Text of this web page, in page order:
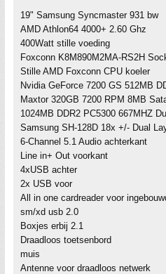
19" Samsung Syncmaster 931 bw
AMD Athlon64 4000+ 2.60 Ghz
400Watt stille voeding
Foxconn K8M890M2MA-RS2H
Stille AMD Foxconn CPU koeler
Nvidia GeForce 7200 GS 512MB
Maxtor 320GB 7200 RPM 8MB
1024MB DDR2 PC5300 667MHZ
Samsung SH-128D 18x +/- Dual
6-Channel 5.1 Audio achterkant
Line in+ Out voorkant
4xUSB achter
2x USB voor
All in one cardreader voor
sm/xd usb 2.0
Boxjes erbij 2.1
Draadloos toetsenbord
muis
Antenne voor draadloos netwerk